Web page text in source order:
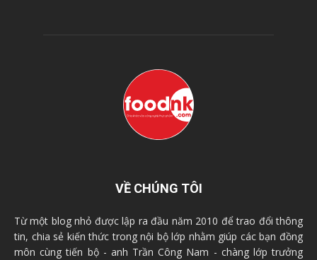
VỀ CHÚNG TÔI
Từ một blog nhỏ được lập ra đầu năm 2010 để trao đổi thông
tin, chia sẻ kiến thức trong nội bộ lớp nhằm giúp các bạn đồng
môn cùng tiến bộ - anh Trần Công Nam - chàng lớp trưởng